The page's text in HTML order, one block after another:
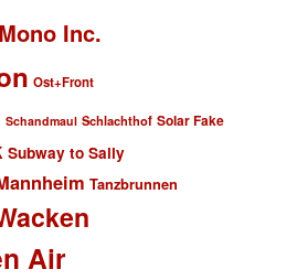
Mono Inc.
Ost+Front
Schandmaul Schlachthof Solar Fake
Subway to Sally
Tanzbrunnen
Air